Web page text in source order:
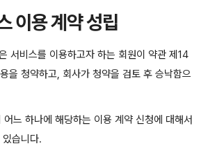
이용 계약 성립
서비스를 이용하고자 하는 회원이 약관 제14
을 청약하고, 회사가 청약을 검토 후 승낙함으
느 하나에 해당하는 이용 계약 신청에 대해서
습니다.